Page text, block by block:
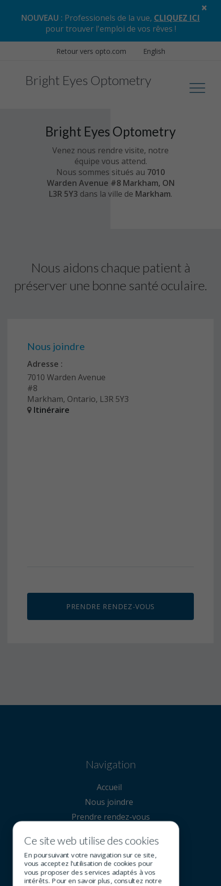
NOUVEAU : Professionels de la vue, CLIQUEZ ICI
pour trouver l'emploi de vos rêves !
×
Retour vers opto.com English
Bright Eyes Optometry
Bright Eyes Optometry
Venez nous rendre visite, notre
équipe vous attend.
Nous sommes situés au 7010
Warden Avenue #8 Markham, ON
L3R 5Y3 dans la ville de Markham.
Nous aidons chaque patient à
préserver une bonne santé oculaire.
Nous joindre
Adresse :
7010 Warden Avenue
#8
Markham, Ontario, L3R 5Y3
Itinéraire
PRENDRE RENDEZ-VOUS
Navigation
Accueil
Nous joindre
Prendre rendez-vous
Nous joindre
Ce site web utilise des cookies
En poursuivant votre navigation sur ce site,
vous acceptez l'utilisation de cookies pour
vous proposer des services adaptés à vos
intérêts. Pour en savoir plus, consultez notre